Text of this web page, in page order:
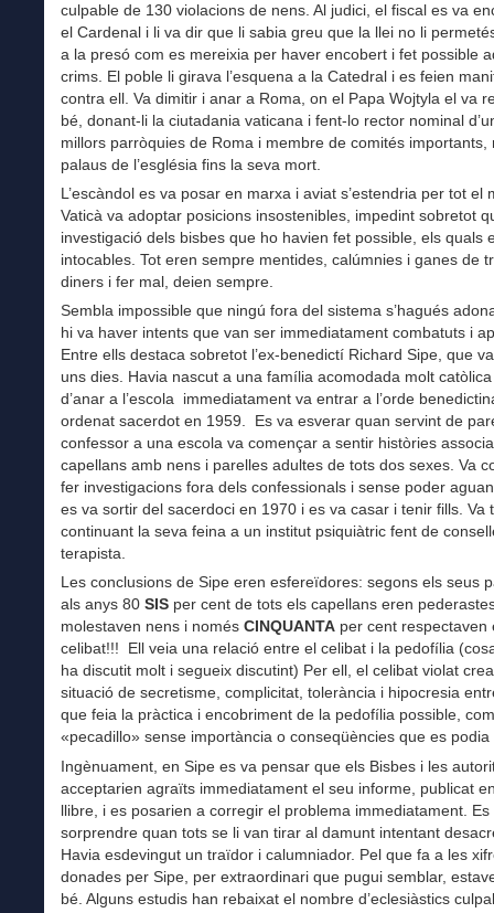
culpable de 130 violacions de nens. Al judici, el fiscal es va
el Cardenal i li va dir que li sabia greu que la llei no li
a la presó com es mereixia per haver encobert i fet possible
crims. El poble li girava l’esquena a la Catedral i es feien
contra ell. Va dimitir i anar a Roma, on el Papa Wojtyla el va
bé, donant-li la ciutadania vaticana i fent-lo rector nominal
millors parròquies de Roma i membre de comités importants,
palaus de l’església fins la seva mort.
L’escàndol es va posar en marxa i aviat s’estendria per tot el
Vaticà va adoptar posicions insostenibles, impedint sobretot
investigació dels bisbes que ho havien fet possible, els quals
intocables. Tot eren sempre mentides, calúmnies i ganes de
diners i fer mal, deien sempre.
Sembla impossible que ningú fora del sistema s’hagués
hi va haver intents que van ser immediatament combatuts i
Entre ells destaca sobretot l’ex-benedictí Richard Sipe, que
uns dies. Havia nascut a una família acomodada molt
d’anar a l’escola immediatament va entrar a l’orde
ordenat sacerdot en 1959. Es va esverar quan servint de
confessor a una escola va començar a sentir històries
capellans amb nens i parelles adultes de tots dos sexes. Va
fer investigacions fora dels confessionals i sense poder
es va sortir del sacerdoci en 1970 i es va casar i tenir fills. Va
continuant la seva feina a un institut psiquiàtric fent de
terapista.
Les conclusions de Sipe eren esfereïdores: segons els seus
als anys 80 SIS per cent de tots els capellans eren
molestaven nens i només CINQUANTA per cent respectaven
celibat!!! Ell veia una relació entre el celibat i la pedofília
ha discutit molt i segueix discutint) Per ell, el celibat violat
situació de secretisme, complicitat, tolerància i hipocresia
que feia la pràctica i encobriment de la pedofília possible,
«pecadillo» sense importància o conseqüències que es podia
Ingènuament, en Sipe es va pensar que els Bisbes i les
acceptarien agraïts immediatament el seu informe, publicat
llibre, i es posarien a corregir el problema immediatament. Es
sorprendre quan tots se li van tirar al damunt intentant
Havia esdevingut un traïdor i calumniador. Pel que fa a les
donades per Sipe, per extraordinari que pugui semblar,
bé. Alguns estudis han rebaixat el nombre d’eclesiàstics